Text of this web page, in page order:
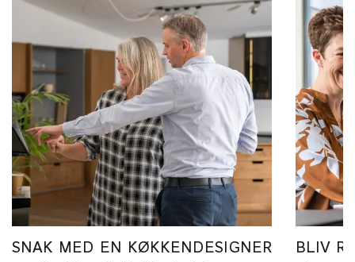
SNAK MED EN KØKKENDESIGNER BLIV